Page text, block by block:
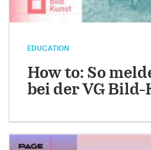
EDUCATION
How to: So
bei der VG Bild-